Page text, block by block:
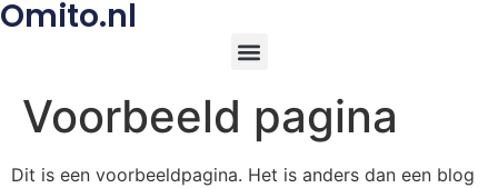
Omito.nl
Voorbeeld pagina
Dit is een voorbeeldpagina. Het is anders dan een blog